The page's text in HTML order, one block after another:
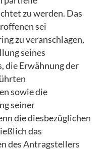
zu werden. Das
sei
zu veranschlagen,
seines
die Erwähnung der
sowie die
seiner
die diesbezüglichen
das
des Antragstellers